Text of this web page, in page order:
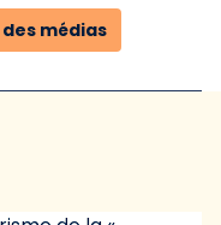
médias